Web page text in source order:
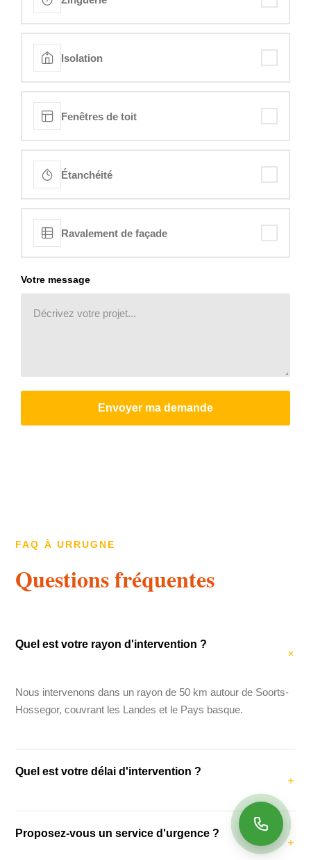
Isolation
Fenêtres de toit
Étanchéité
Ravalement de façade
Votre message
Envoyer ma demande
FAQ À URRUGNE
Questions fréquentes
Quel est votre rayon d'intervention ?
Nous intervenons dans un rayon de 50 km autour de Soorts-
Hossegor, couvrant les Landes et le Pays basque.
Quel est votre délai d'intervention ?
Notre délai d'intervention moyen est de 48 heures. Pour les
urgences (fuites, dégâts des eaux), nous intervenons dans
Proposez-vous un service d'urgence ?